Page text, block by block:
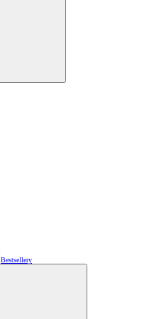
Bestsellery